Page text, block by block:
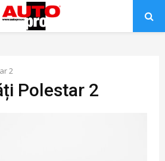
2
Polestar 2